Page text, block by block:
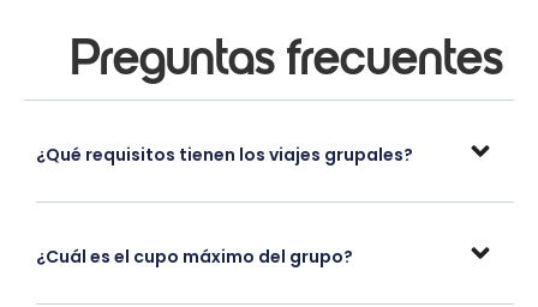
Preguntas frecuentes
¿Qué requisitos tienen los viajes grupales?
¿Cuál es el cupo máximo del grupo?